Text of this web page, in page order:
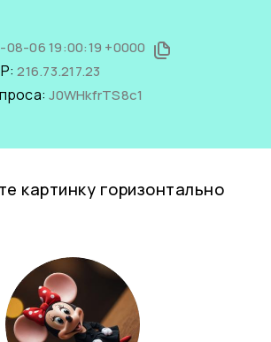
08-06 19:00:19 +0000
216.73.217.23
J0WHkfrTS8c1
картинку горизонтально